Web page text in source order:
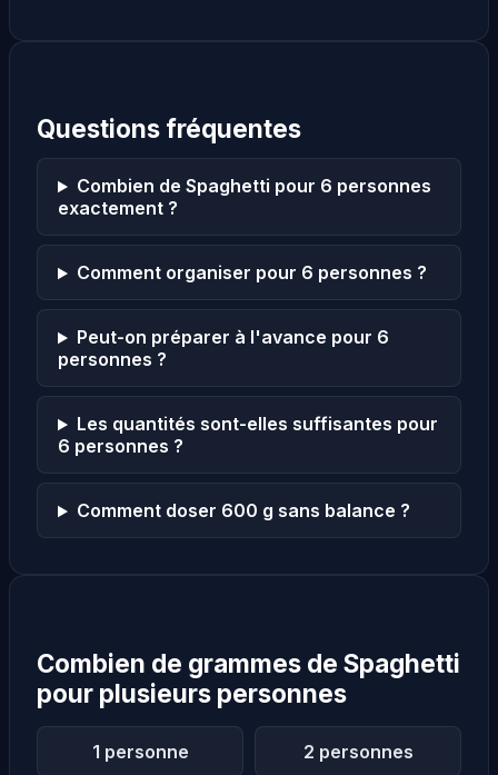
Questions fréquentes
Combien de Spaghetti pour 6 personnes
exactement ?
Comment organiser pour 6 personnes ?
Peut-on préparer à l'avance pour 6
personnes ?
Les quantités sont-elles suffisantes pour
6 personnes ?
Comment doser 600 g sans balance ?
Combien de grammes de Spaghetti
pour plusieurs personnes
1 personne 2 personnes